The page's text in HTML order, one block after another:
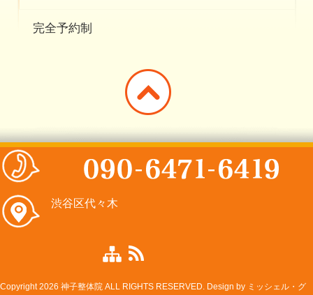
完全予約制
渋谷区代々木
Copyright 2026 神子整体院 ALL RIGHTS RESERVED. Design by ミッシェル・グ